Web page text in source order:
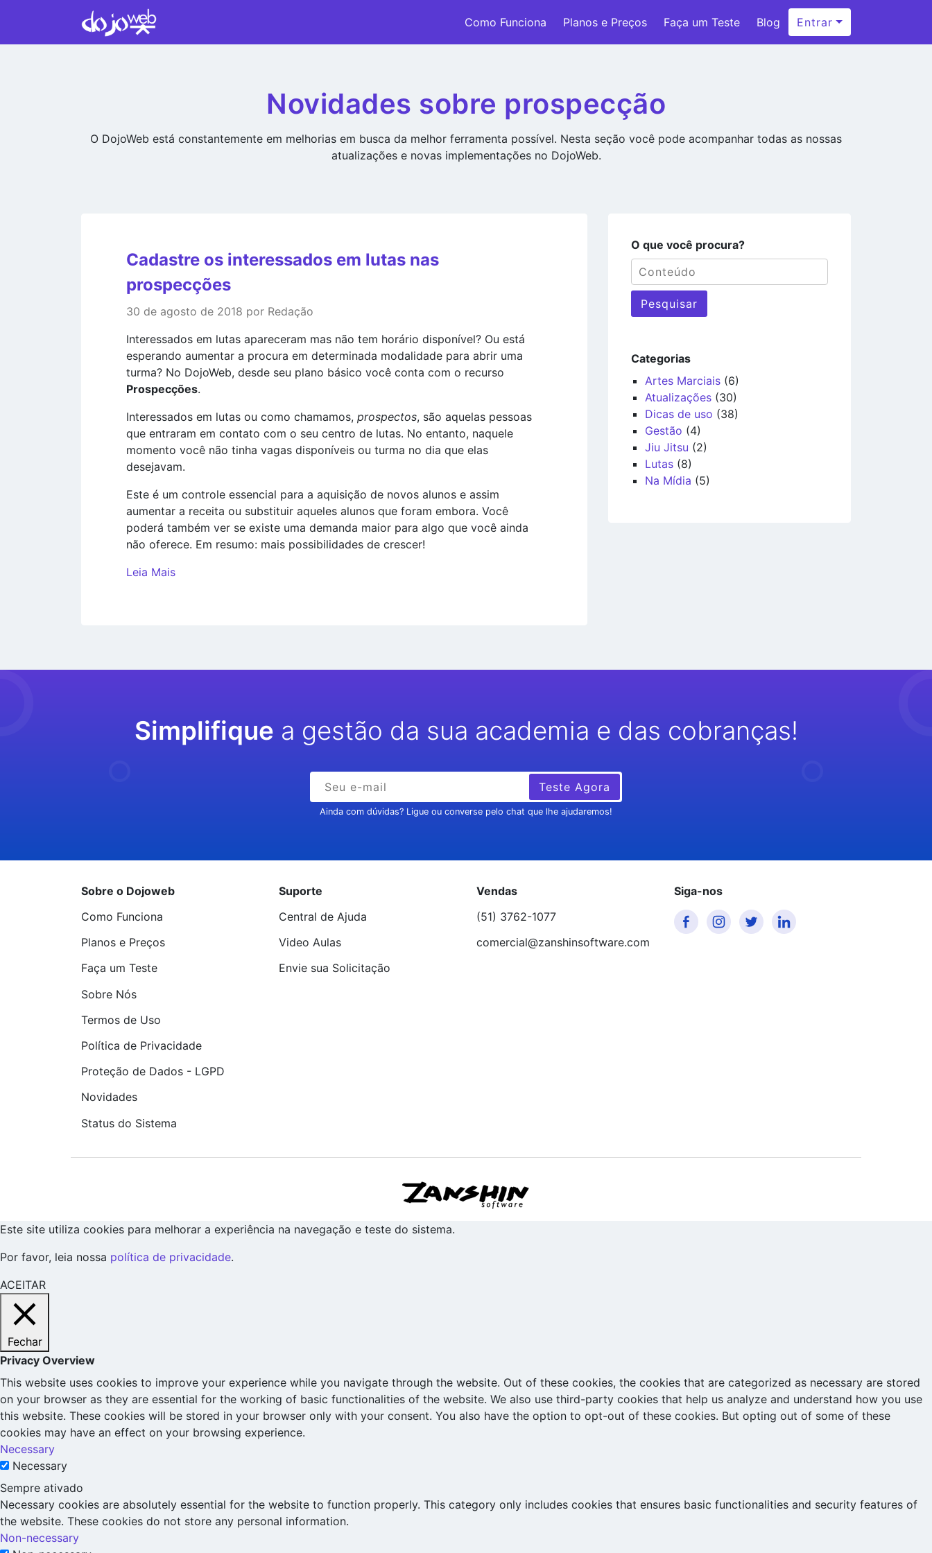
Como Funciona Planos e Preços Faça um Teste Blog Entrar
Novidades sobre prospecção
O DojoWeb está constantemente em melhorias em busca da melhor ferramenta possível. Nesta seção você pode acompanhar todas as nossas
atualizações e novas implementações no DojoWeb.
Cadastre os interessados em lutas nas
prospecções
30 de agosto de 2018 por Redação
Interessados em lutas apareceram mas não tem horário disponível? Ou está
esperando aumentar a procura em determinada modalidade para abrir uma
turma? No DojoWeb, desde seu plano básico você conta com o recurso
Prospecções.
Interessados em lutas ou como chamamos, prospectos, são aquelas pessoas
que entraram em contato com o seu centro de lutas. No entanto, naquele
momento você não tinha vagas disponíveis ou turma no dia que elas
desejavam.
Este é um controle essencial para a aquisição de novos alunos e assim
aumentar a receita ou substituir aqueles alunos que foram embora. Você
poderá também ver se existe uma demanda maior para algo que você ainda
não oferece. Em resumo: mais possibilidades de crescer!
Leia Mais
O que você procura?
Pesquisar
Categorias
Artes Marciais (6)
Atualizações (30)
Dicas de uso (38)
Gestão (4)
Jiu Jitsu (2)
Lutas (8)
Na Mídia (5)
Simplifique a gestão da sua academia e das cobranças!
Teste Agora
Ainda com dúvidas? Ligue ou converse pelo chat que lhe ajudaremos!
Sobre o Dojoweb
Como Funciona
Planos e Preços
Faça um Teste
Sobre Nós
Termos de Uso
Política de Privacidade
Proteção de Dados - LGPD
Novidades
Status do Sistema
Suporte
Central de Ajuda
Video Aulas
Envie sua Solicitação
Vendas
(51) 3762-1077
comercial@zanshinsoftware.com
Siga-nos
Este site utiliza cookies para melhorar a experiência na navegação e teste do sistema.
Por favor, leia nossa política de privacidade.
ACEITAR
Fechar
Privacy Overview
This website uses cookies to improve your experience while you navigate through the website. Out of these cookies, the cookies that are categorized as necessary are stored
on your browser as they are essential for the working of basic functionalities of the website. We also use third-party cookies that help us analyze and understand how you use
this website. These cookies will be stored in your browser only with your consent. You also have the option to opt-out of these cookies. But opting out of some of these
cookies may have an effect on your browsing experience.
Necessary
Necessary
Sempre ativado
Necessary cookies are absolutely essential for the website to function properly. This category only includes cookies that ensures basic functionalities and security features of
the website. These cookies do not store any personal information.
Non-necessary